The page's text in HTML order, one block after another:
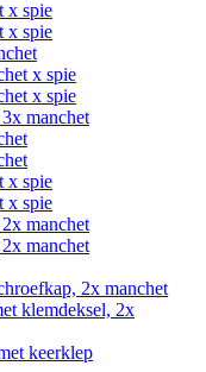
x spie
x spie
x spie
x spie
manchet
x spie
x spie
manchet
manchet
2x manchet
klemdeksel, 2x
keerklep